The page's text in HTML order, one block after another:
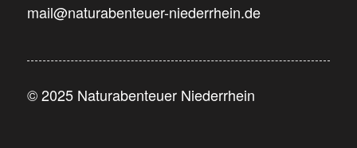
mail@naturabenteuer-niederrhein.de
© 2025 Naturabenteuer Niederrhein